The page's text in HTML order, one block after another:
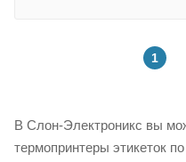
1
В Слон-Электроникс вы
термопринтеры этикеток